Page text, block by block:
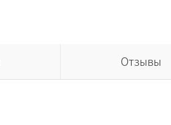
Отзывы